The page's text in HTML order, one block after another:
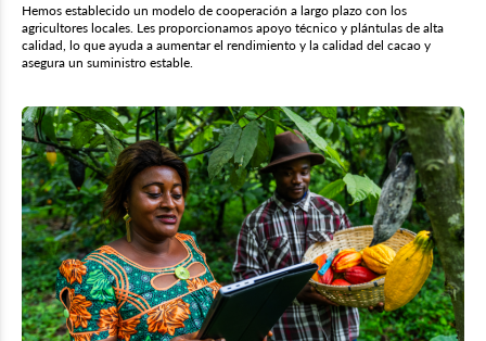
Hemos establecido un modelo de cooperación a largo plazo con los
agricultores locales. Les proporcionamos apoyo técnico y plántulas de alta
calidad, lo que ayuda a aumentar el rendimiento y la calidad del cacao y
asegura un suministro estable.